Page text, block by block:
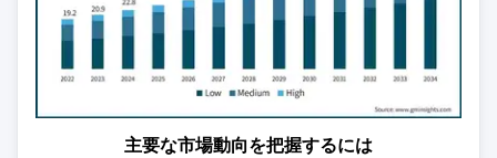
主要な市場動向を把握するには